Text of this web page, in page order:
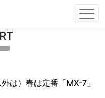
は）春は定番「MX-7」